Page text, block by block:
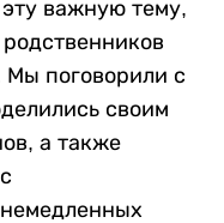
важную тему,
Мы поговорили с
своим
а также